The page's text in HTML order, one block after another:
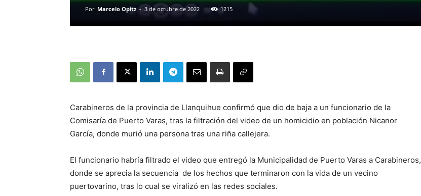
Por Marcelo Opitz - 3 de octubre de 2022 1215
Carabineros de la provincia de Llanquihue confirmó que dio de baja a un funcionario de la
Comisaría de Puerto Varas, tras la filtración del video de un homicidio en población Nicanor
García, donde murió una persona tras una riña callejera.
El funcionario habría filtrado el video que entregó la Municipalidad de Puerto Varas a Carabineros,
donde se aprecia la secuencia de los hechos que terminaron con la vida de un vecino
puertovarino, tras lo cual se viralizó en las redes sociales.